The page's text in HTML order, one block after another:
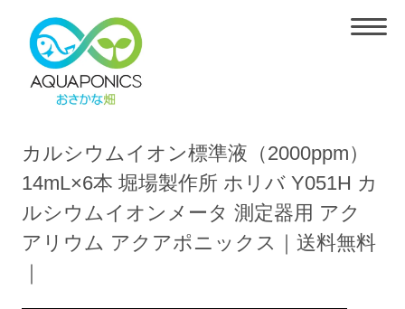
カルシウムイオン標準液（2000ppm）
14mL×6本 堀場製作所 ホリバ Y051H カ
ルシウムイオンメータ 測定器用 アク
アリウム アクアポニックス｜送料無料